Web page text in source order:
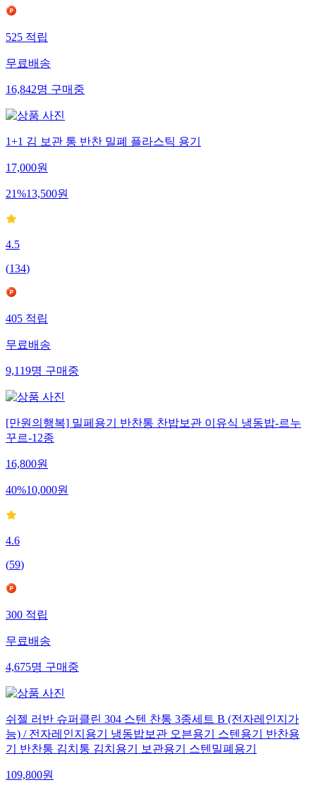
525 적립
무료배송
16,842명 구매중
1+1 김 보관 통 반찬 밀폐 플라스틱 용기
17,000원
21%13,500원
4.5
(134)
405 적립
무료배송
9,119명 구매중
[만원의행복] 밀페용기 반찬통 찬밥보관 이유식 냉동밥-르누
꾸르-12종
16,800원
40%10,000원
4.6
(59)
300 적립
무료배송
4,675명 구매중
쉬젤 러반 슈퍼클린 304 스텐 찬통 3종세트 B (전자레인지가
능) / 전자레인지용기 냉동밥보관 오븐용기 스텐용기 반찬용
기 반찬통 김치통 김치용기 보관용기 스텐밀폐용기
109,800원